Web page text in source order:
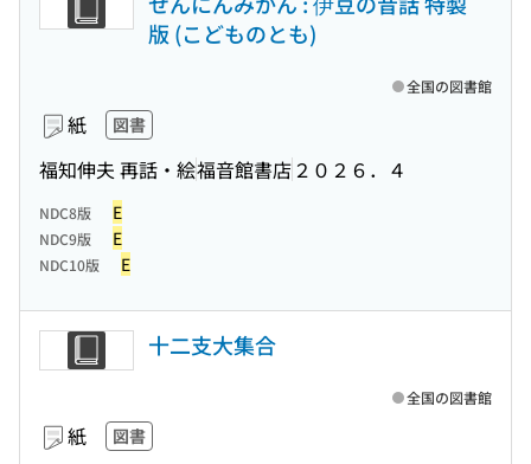
版 (こどものとも)
紙 図書
福知伸夫 再話・絵福音館書店 ２０２６．４
全国の図書館
NDC8版 E
NDC9版 E
NDC10版 E
十二支大集合
紙 図書
全国の図書館